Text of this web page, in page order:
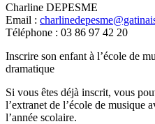
Charline DEPESME
Email :
Téléphone : 03 86 97 42 20
Inscrire son enfant à l’école de
dramatique
Si vous êtes déjà inscrit, vous
l’extranet de l’école de musique
l’année scolaire.